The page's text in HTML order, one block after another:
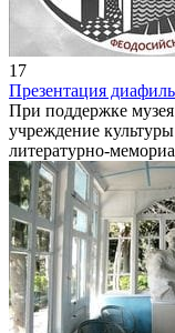
17
Презентация
При поддержке
учреждение
литературно-